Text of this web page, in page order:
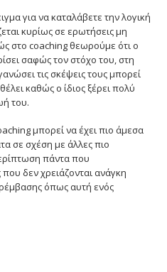
για να καταλάβετε την λογική
κυρίως σε ερωτήσεις μη
στο coaching θεωρούμε ότι ο
σαφώς τον στόχο του, στη
τις σκέψεις τους μπορεί
καθώς ο ίδιος ξέρει πολύ
του.
μπορεί να έχει πιο άμεσα
σε σχέση με άλλες πιο
πάντα που
δεν χρειάζονται ανάγκη
όπως αυτή ενός